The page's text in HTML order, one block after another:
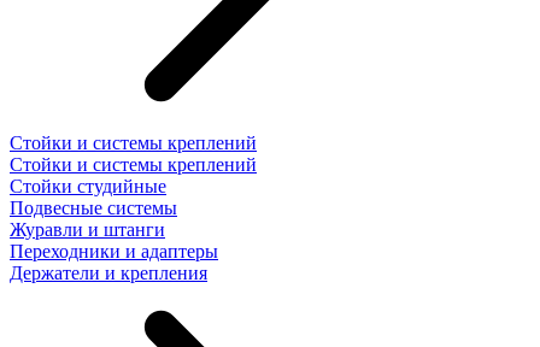
Стойки и системы креплений
Стойки и системы креплений
Стойки студийные
Подвесные системы
Журавли и штанги
Переходники и адаптеры
Держатели и крепления